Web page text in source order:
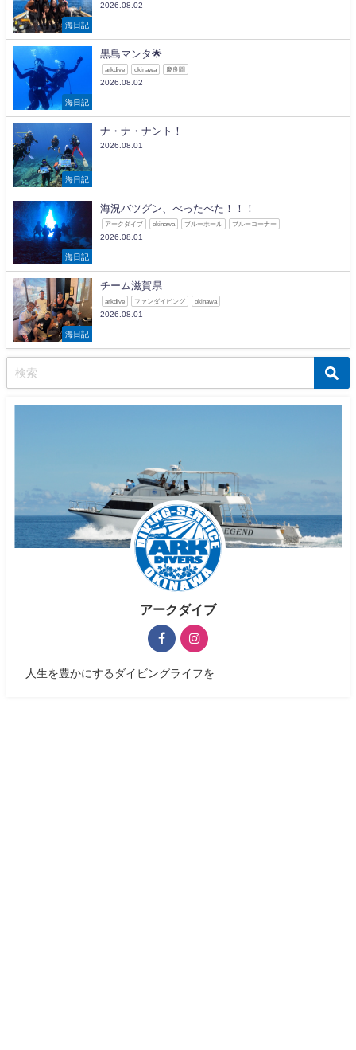
海日記
2026.08.02
海日記
黒島マンタ🌟
arkdive okinawa 慶良間
2026.08.02
海日記
ナ・ナ・ナント！
2026.08.01
海日記
海況バツグン、べったべた！！！
アークダイブ okinawa ブルーホール ブルーコーナー
2026.08.01
海日記
チーム滋賀県
arkdive ファンダイビング okinawa
2026.08.01
アークダイブ
人生を豊かにするダイビングライフを